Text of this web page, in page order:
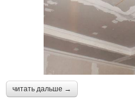
читать дальше →